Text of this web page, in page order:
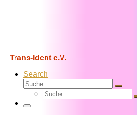
Trans-Ident e.V.
Search
Suche
Suche
Suche
Menü